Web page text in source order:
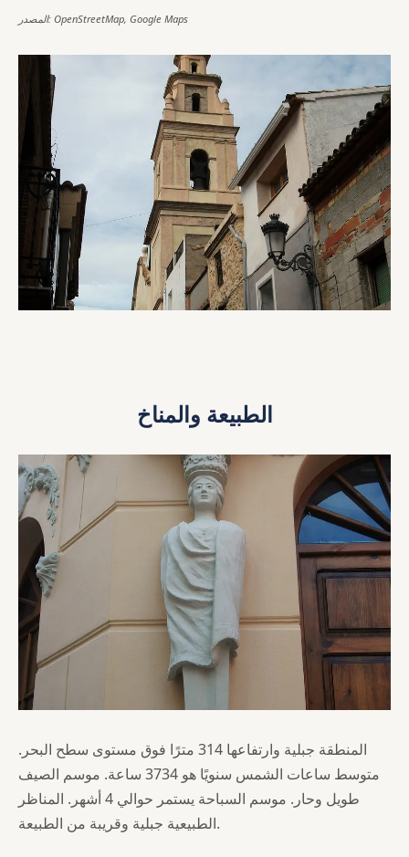
المصدر: OpenStreetMap, Google Maps
الطبيعة والمناخ
المنطقة جبلية وارتفاعها 314 مترًا فوق مستوى سطح البحر.
متوسط ساعات الشمس سنويًا هو 3734 ساعة. موسم الصيف
طويل وحار. موسم السباحة يستمر حوالي 4 أشهر. المناظر
الطبيعية جبلية وقريبة من الطبيعة.